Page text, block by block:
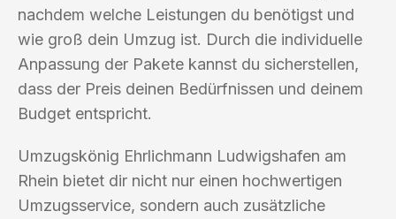
nachdem welche Leistungen du benötigst und
wie groß dein Umzug ist. Durch die individuelle
Anpassung der Pakete kannst du sicherstellen,
dass der Preis deinen Bedürfnissen und deinem
Budget entspricht.
Umzugskönig Ehrlichmann Ludwigshafen am
Rhein bietet dir nicht nur einen hochwertigen
Umzugsservice, sondern auch zusätzliche